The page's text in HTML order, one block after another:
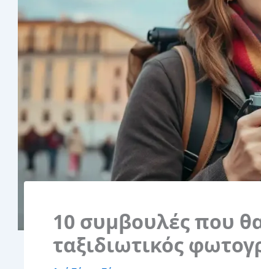
10 συμβουλές που
ταξιδιωτικός